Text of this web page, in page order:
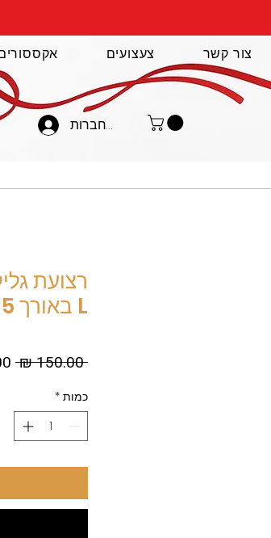
להתחברות
צעצועים צור קשר
רצועת
L באורך 5 מ'
‏150.00 ‏₪
כמות *